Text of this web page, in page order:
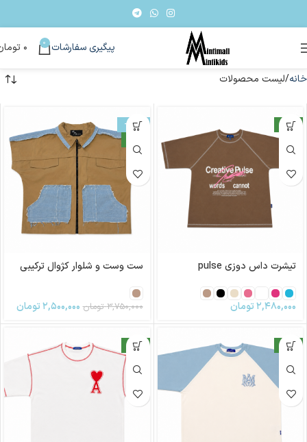
پیگیری سفارشات 0 ۰
خانه لیست محصولات
جدید
تیشرت داس دوزی pulse
۲,۴۸۰,۰۰۰تومان
-33%
ست وست و شلوار کژوال ترکیبی
۳,۷۵۰,۰۰۰ تومان ۲,۵۰۰,۰۰۰تومان
جدید جدید